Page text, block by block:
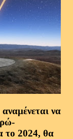
να
το 2024, θα